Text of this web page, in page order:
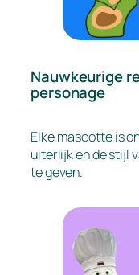
Nauwkeurige
personage
Elke mascotte is
uiterlijk en de stijl
te geven.